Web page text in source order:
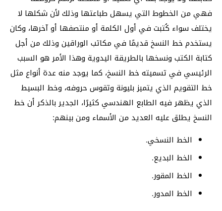
فهي من الخطوط التي يسهل طباعتها وذلك لأن شكلها لا
يختلف سواء كُتبت في أول الكلمة أو منتصفها أو آخرها، وكان
يستخدم خط النسخ قديمًا في مكاتب الوراقين وذلك من أجل
كتابة الكتب ونسخها بالطريقة اليدوية وهذا الأمر هو السبب
الرئيسي في تسميته خط النسخ، كما يوجد منه عدة أنواع مثل
خط التقويم الذي يتميز بليونة وتقوس حروفه، وخط البسيط
الذي يظهر فيه الطابع الهندسي كثيرًا، الجدير بالذكر أن خط
النسخ يطلق عليه العديد من الأسماء ومن بينهم:
الخط النسخي.
الخط البديع.
الخط المقور.
الخط المدور.